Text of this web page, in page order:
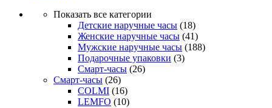
Показать все категории
Детские наручные часы (18)
Женские наручные часы (41)
Мужские наручные часы (188)
Подарочные упаковки (3)
Смарт-часы (26)
Смарт-часы (26)
COLMI (16)
LEMFO (10)